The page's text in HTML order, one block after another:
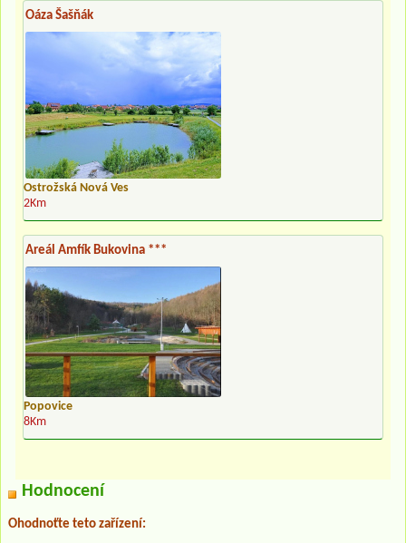
Oáza Šašňák
Ostrožská Nová Ves
2Km
Areál Amfík Bukovina ***
Popovice
8Km
Hodnocení
Ohodnoťte teto zařízení: